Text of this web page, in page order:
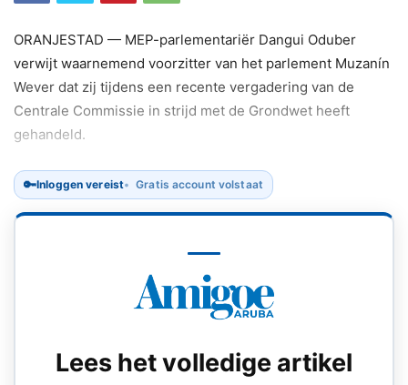
ORANJESTAD — MEP-parlementariër Dangui Oduber
verwijt waarnemend voorzitter van het parlement Muzanín
Wever dat zij tijdens een recente vergadering van de
Centrale Commissie in strijd met de Grondwet heeft
gehandeld.
🔑Inloggen vereist Gratis account volstaat
Lees het volledige artikel